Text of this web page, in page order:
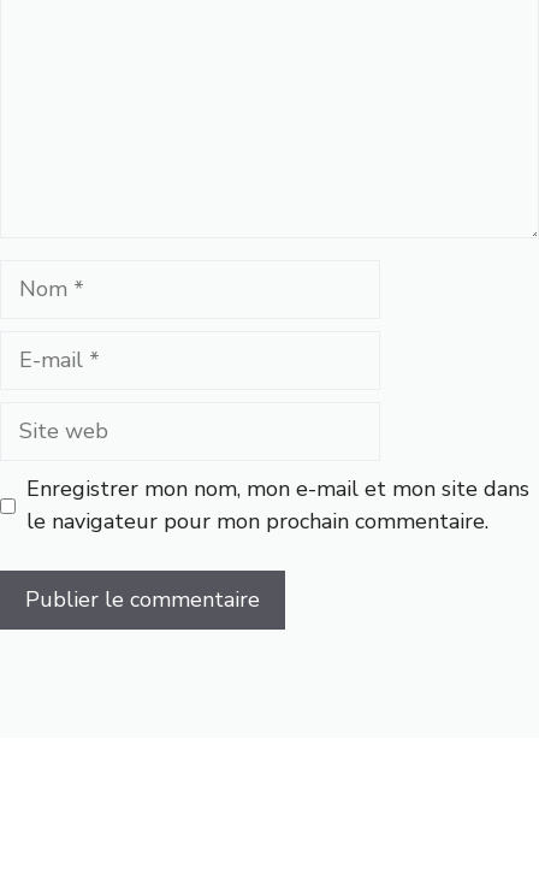
Nom
Site
Enregistrer mon nom, mon e-mail et mon site dans
le navigateur pour mon prochain commentaire.